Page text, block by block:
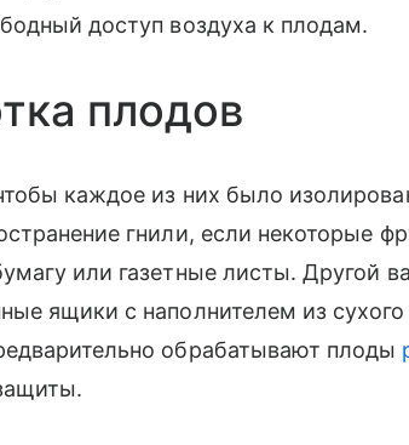
доступ воздуха к плодам.
плодов
каждое из них было
гнили, если некоторые
или газетные листы. Другой
ящики с наполнителем из сухого
обрабатывают плоды